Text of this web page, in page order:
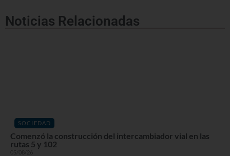
Noticias Relacionadas
SOCIEDAD
Comenzó la construcción del intercambiador vial en las
rutas 5 y 102
05/08/26